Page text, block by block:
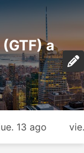
a
13 ago